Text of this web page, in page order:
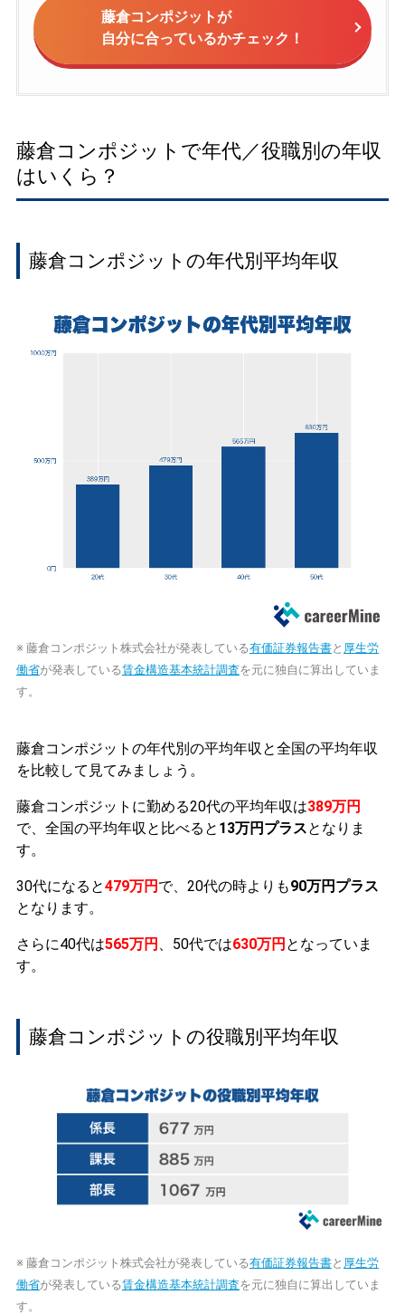
藤倉コンポジットが
自分に合っているかチェック！
藤倉コンポジットで年代／役職別の年収
はいくら？
藤倉コンポジットの年代別平均年収
※ 藤倉コンポジット株式会社が発表している有価証券報告書と 厚生労
働省が発表している賃金構造基本統計調査を元に独自に算出していま
す。
藤倉コンポジットの年代別の平均年収と全国の平均年収
を比較して見てみましょう。
藤倉コンポジットに勤める20代の平均年収は389万円
で、全国の平均年収と比べると 13万円プラスとなりま
す。
30代になると479万円 で、20代の時よりも90万円プラス
となります。
さらに40代は565万円 、50代では630万円 となっていま
す。
藤倉コンポジットの役職別平均年収
※ 藤倉コンポジット株式会社が発表している有価証券報告書と 厚生労
働省が発表している賃金構造基本統計調査を元に独自に算出していま
す。